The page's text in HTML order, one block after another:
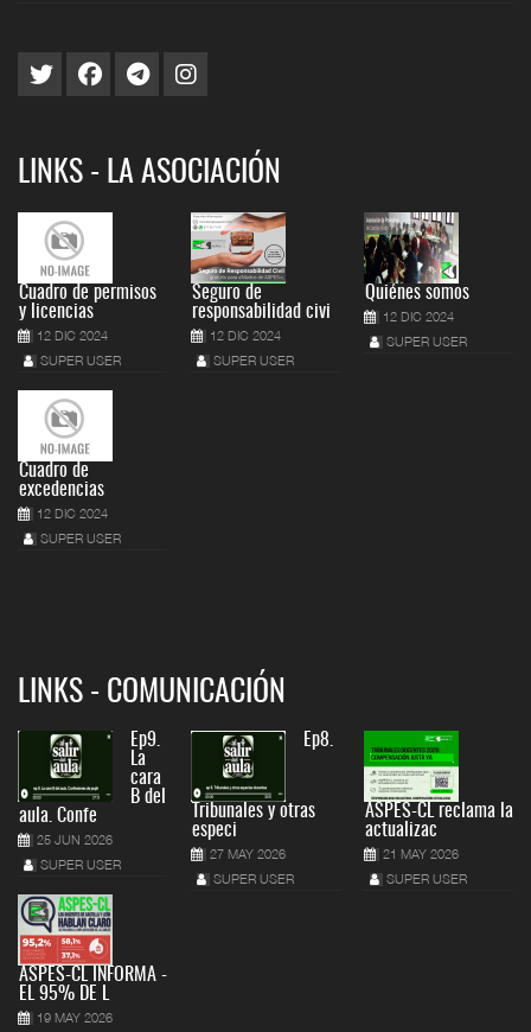
LINKS - LA ASOCIACIÓN
Cuadro de permisos
y licencias
12 DIC 2024
SUPER USER
Cuadro de
excedencias
12 DIC 2024
SUPER USER
Seguro de
responsabilidad civi
12 DIC 2024
SUPER USER
Quiénes somos
12 DIC 2024
SUPER USER
LINKS - COMUNICACIÓN
Ep9.
La
cara
B del
aula. Confe
25 JUN 2026
SUPER USER
ASPES-CL INFORMA -
EL 95% DE L
19 MAY 2026
Ep8.
Tribunales y otras
especi
27 MAY 2026
SUPER USER
ASPES-CL reclama la
actualizac
21 MAY 2026
SUPER USER